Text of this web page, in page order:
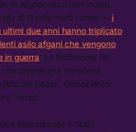
in Afghanistan continuino
di 11 mila morti l’anno — i
ultimi due anni hanno triplicato
asilo afgani che vengono
in guerra. Lo testimonia un
chiede una moratoria
nel paese. (Associated
Times)
statunitense è stata